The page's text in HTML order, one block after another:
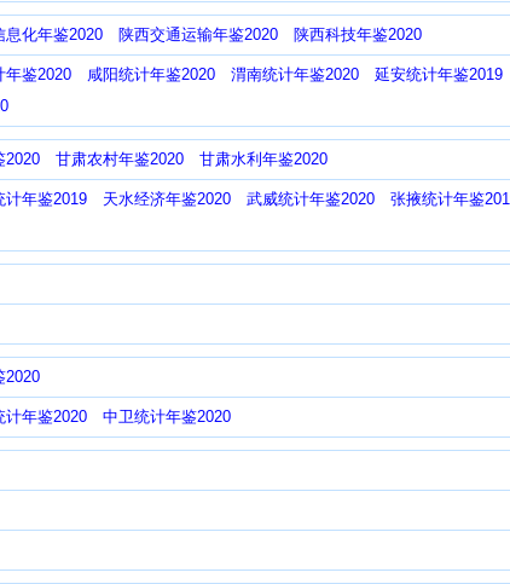
息化年鉴2020 陕西交通运输年鉴2020 陕西科技年鉴2020
年鉴2020 咸阳统计年鉴2020 渭南统计年鉴2020 延安统计年鉴2019
2020 甘肃农村年鉴2020 甘肃水利年鉴2020
计年鉴2019 天水经济年鉴2020 武威统计年鉴2020 张掖统计年鉴
2020
计年鉴2020 中卫统计年鉴2020